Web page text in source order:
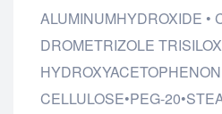
ALUMINUMHYDROXIDE •
DROMETRIZOLE
CELLULOSE•PEG-